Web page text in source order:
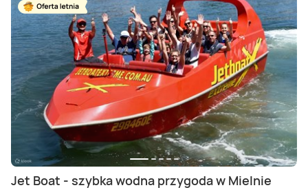
Jet Boat - szybka wodna przygoda w Mielnie